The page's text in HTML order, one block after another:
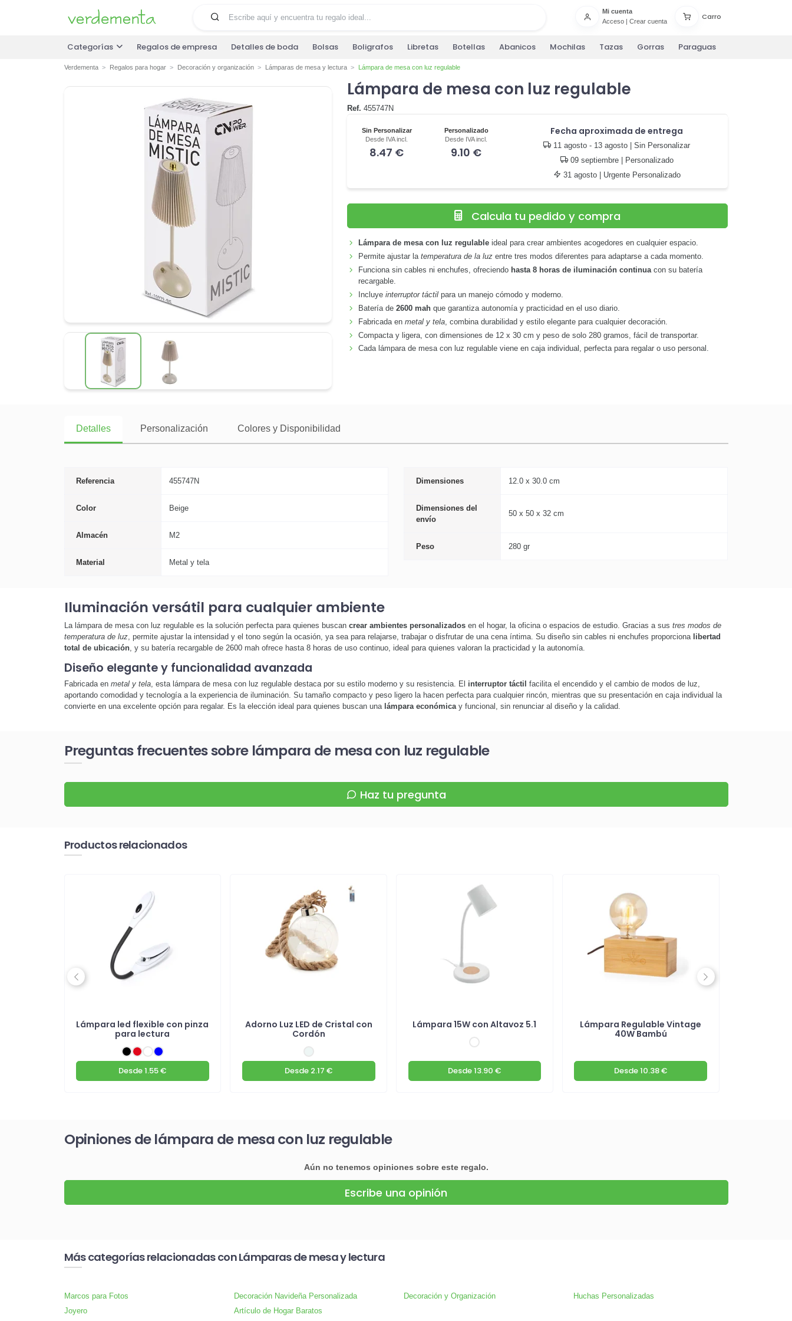
Mi cuenta
Acceso| Crear cuenta
Carro
Categorías Regalos de empresa Detalles de boda Bolsas Boligrafos Libretas Botellas Abanicos Mochilas Tazas Gorras Paraguas
Verdementa Regalos para hogar Decoración y organización Lámparas de mesa y lectura Lámpara de mesa con luz regulable
Lámpara de mesa con luz regulable
Ref. 455747N
Sin Personalizar
Desde IVA incl.
8.47 €
Personalizado
Desde IVA incl.
9.10 €
Fecha aproximada de entrega
11 agosto - 13 agosto | Sin Personalizar
09 septiembre| Personalizado
31 agosto| Urgente Personalizado
Calcula tu pedido y compra
Lámpara de mesa con luz regulable ideal para crear ambientes acogedores en cualquier espacio.
Permite ajustar latemperatura de la luz entre tres modos diferentes para adaptarse a cada momento.
Funciona sin cables ni enchufes, ofreciendo hasta 8 horas de iluminación continuacon su batería
recargable.
Incluyeinterruptor táctil para un manejo cómodo y moderno.
Batería de2600 mah que garantiza autonomía y practicidad en el uso diario.
Fabricada enmetal y tela , combina durabilidad y estilo elegante para cualquier decoración.
Compacta y ligera, con dimensiones de 12 x 30 cm y peso de solo 280 gramos, fácil de transportar.
Cada lámpara de mesa con luz regulable viene en caja individual, perfecta para regalar o uso personal.
Detalles Personalización Colores y Disponibilidad
Referencia 455747N
Color Beige
Almacén M2
Material Metal y tela
Dimensiones 12.0 x 30.0 cm
Dimensiones del
envío
50 x 50 x 32 cm
Peso 280 gr
Iluminación versátil para cualquier ambiente
La lámpara de mesa con luz regulable es la solución perfecta para quienes buscan crear ambientes personalizadosen el hogar, la oficina o espacios de estudio. Gracias a sus tres modos de
temperatura de luz, permite ajustar la intensidad y el tono según la ocasión, ya sea para relajarse, trabajar o disfrutar de una cena íntima. Su diseño sin cables ni enchufes proporciona libertad
total de ubicación, y su batería recargable de 2600 mah ofrece hasta 8 horas de uso continuo, ideal para quienes valoran la practicidad y la autonomía.
Diseño elegante y funcionalidad avanzada
Fabricada en metal y tela, esta lámpara de mesa con luz regulable destaca por su estilo moderno y su resistencia. El interruptor táctil facilita el encendido y el cambio de modos de luz,
aportando comodidad y tecnología a la experiencia de iluminación. Su tamaño compacto y peso ligero la hacen perfecta para cualquier rincón, mientras que su presentación en caja individual la
convierte en una excelente opción para regalar. Es la elección ideal para quienes buscan una lámpara económicay funcional, sin renunciar al diseño y la calidad.
Preguntas frecuentes sobre lámpara de mesa con luz regulable
Haz tu pregunta
Productos relacionados
Lámpara led flexible con pinza
para lectura
Desde1.55 €
Adorno Luz LED de Cristal con
Cordón
Desde 2.17 €
Lámpara 15W con Altavoz 5.1
Desde13.90 €
Lámpara Regulable Vintage
40W Bambú
Desde10.38 €
Previous Next
Opiniones de lámpara de mesa con luz regulable
Aún no tenemos opiniones sobre este regalo.
Escribe una opinión
Más categorías relacionadas con Lámparas de mesa y lectura
Marcos para Fotos Decoración Navideña Personalizada Decoración y Organización
Huchas Personalizadas
Joyero
Artículo de Hogar Baratos